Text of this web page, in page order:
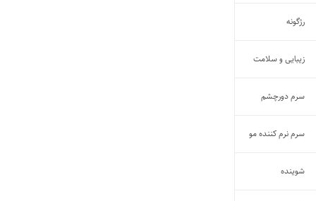
رژگونه
زیبایی و سلامت
سرم دورچشم
سرم نرم کننده مو
شوینده